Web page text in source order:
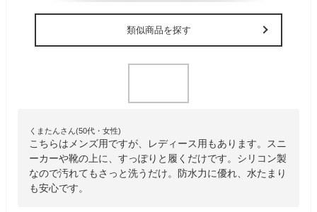
類似商品を探す
くまたんさん(50代・女性)
こちらはメンズ用ですが、レディース用もあります。スニ
ーカーや靴の上に、すっぽりと履くだけです。シリコン製
なので汚れてもさっと洗うだけ。防水力に優れ、水たまり
も安心です。